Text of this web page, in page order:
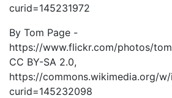
curid=145231972
By Tom Page -
https://www.flickr.com/photos/
CC BY-SA 2.0,
https://commons.wikimedia.org/
curid=145232098